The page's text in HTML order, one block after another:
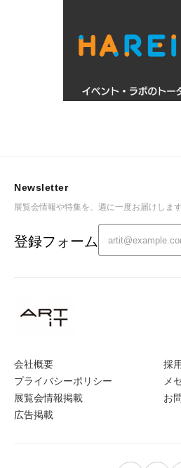
会社概要
プライバシーポリシー
展覧会情報掲載
広告掲載
採
メ
お
Newsletter
展覧会情報や特集を、週に一度お届けします
登録フォーム